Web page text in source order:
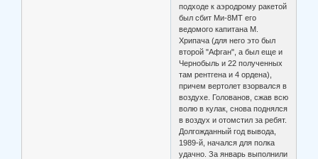
подходе к аэродрому ракетой
был сбит Ми-8МТ его
ведомого капитана М.
Хрипача (для него это был
второй "Афган", а был еще и
Чернобыль и 22 полученных
там рентгена и 4 ордена),
причем вертолет взорвался в
воздухе. Голованов, сжав всю
волю в кулак, снова поднялся
в воздух и отомстил за ребят.
Долгожданный год вывода,
1989-й, начался для полка
удачно. За январь выполнили